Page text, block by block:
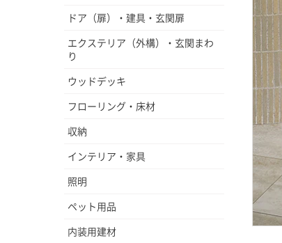
ドア（扉）・建具・玄関扉
エクステリア（外構）・玄関まわ
り
ウッドデッキ
フローリング・床材
収納
インテリア・家具
照明
ペット用品
内装用建材